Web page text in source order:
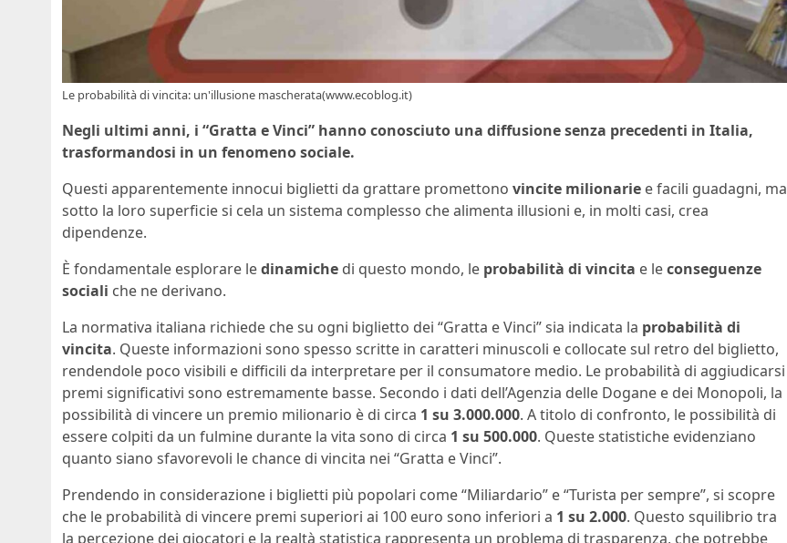
Le probabilità di vincita: un'illusione mascherata(www.ecoblog.it)
Negli ultimi anni, i “Gratta e Vinci” hanno conosciuto una diffusione senza precedenti in Italia,
trasformandosi in un fenomeno sociale.
Questi apparentemente innocui biglietti da grattare promettono vincite milionarie e facili guadagni, ma
sotto la loro superficie si cela un sistema complesso che alimenta illusioni e, in molti casi, crea
dipendenze.
È fondamentale esplorare ledinamiche di questo mondo, le probabilità di vincita e leconseguenze
sociali che ne derivano.
La normativa italiana richiede che su ogni biglietto dei “Gratta e Vinci” sia indicata la probabilità di
vincita. Queste informazioni sono spesso scritte in caratteri minuscoli e collocate sul retro del biglietto,
rendendole poco visibili e difficili da interpretare per il consumatore medio. Le probabilità di aggiudicarsi
premi significativi sono estremamente basse. Secondo i dati dell’Agenzia delle Dogane e dei Monopoli, la
possibilità di vincere un premio milionario è di circa 1 su 3.000.000. A titolo di confronto, le possibilità di
essere colpiti da un fulmine durante la vita sono di circa 1 su 500.000. Queste statistiche evidenziano
quanto siano sfavorevoli le chance di vincita nei “Gratta e Vinci”.
Prendendo in considerazione i biglietti più popolari come “Miliardario” e “Turista per sempre”, si scopre
che le probabilità di vincere premi superiori ai 100 euro sono inferiori a 1 su 2.000. Questo squilibrio tra
la percezione dei giocatori e la realtà statistica rappresenta un problema di trasparenza, che potrebbe